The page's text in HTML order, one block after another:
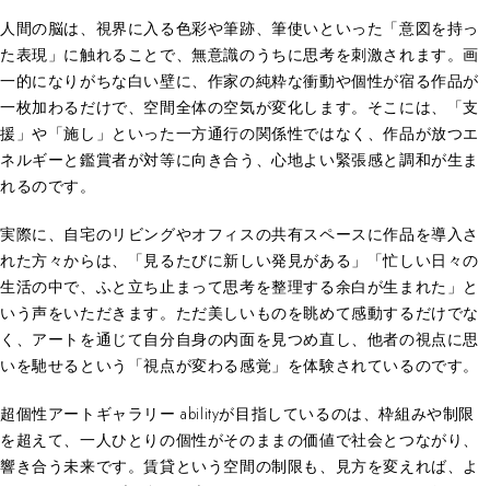
人間の脳は、視界に入る色彩や筆跡、筆使いといった「意図を持っ
た表現」に触れることで、無意識のうちに思考を刺激されます。画
一的になりがちな白い壁に、作家の純粋な衝動や個性が宿る作品が
一枚加わるだけで、空間全体の空気が変化します。そこには、「支
援」や「施し」といった一方通行の関係性ではなく、作品が放つエ
ネルギーと鑑賞者が対等に向き合う、心地よい緊張感と調和が生ま
れるのです。
実際に、自宅のリビングやオフィスの共有スペースに作品を導入さ
れた方々からは、「見るたびに新しい発見がある」「忙しい日々の
生活の中で、ふと立ち止まって思考を整理する余白が生まれた」と
いう声をいただきます。ただ美しいものを眺めて感動するだけでな
く、アートを通じて自分自身の内面を見つめ直し、他者の視点に思
いを馳せるという「視点が変わる感覚」を体験されているのです。
超個性アートギャラリー abilityが目指しているのは、枠組みや制限
を超えて、一人ひとりの個性がそのままの価値で社会とつながり、
響き合う未来です。賃貸という空間の制限も、見方を変えれば、よ